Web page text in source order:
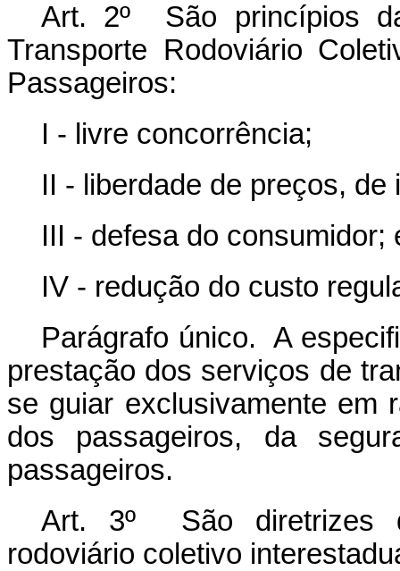
Art. 2º São princípios
Transporte Rodoviário
Passageiros:
I - livre concorrência;
II - liberdade de preços,
III - defesa do consumidor;
IV - redução do custo
Parágrafo único. A
prestação dos serviços de
se guiar exclusivamente em
dos passageiros, da
passageiros.
Art. 3º São diretrizes
rodoviário coletivo